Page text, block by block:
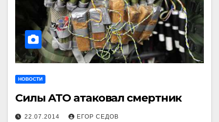
НОВОСТИ
Силы АТО атаковал смертник
22.07.2014 ЕГОР СЕДОВ